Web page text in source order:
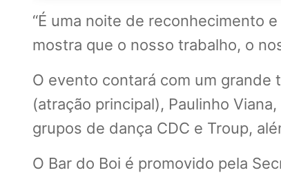
“É uma noite de reconhecimento
mostra que o nosso trabalho, o
O evento contará com um grande
(atração principal), Paulinho
grupos de dança CDC e Troup,
O Bar do Boi é promovido pela